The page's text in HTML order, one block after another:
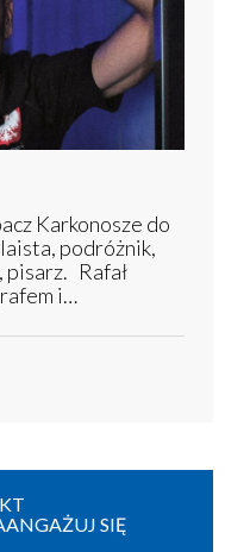
Karkonosze do
podróżnik,
pisarz. Rafał
i…
SIĘ